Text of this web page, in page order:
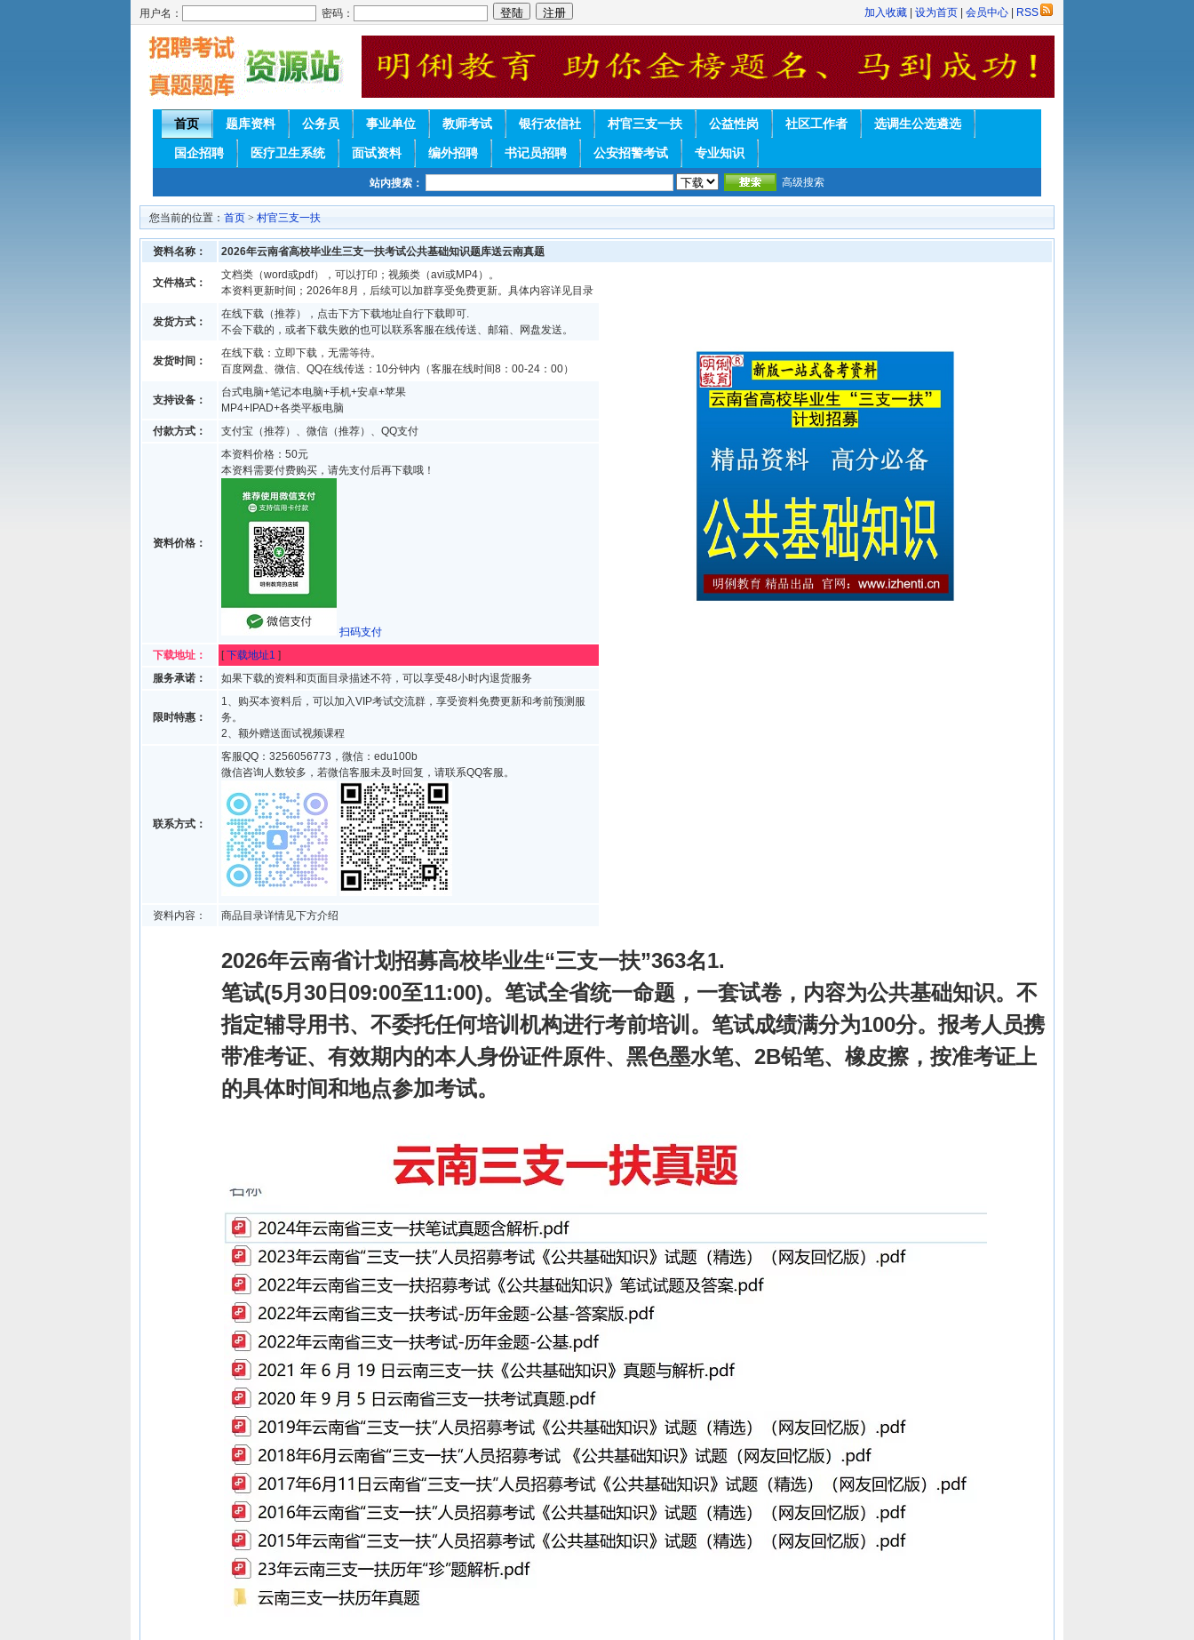
用户名： 密码： 加入收藏 设为首页 会员中心 RSS
首页 题库资料 公务员 事业单位 教师考试 银行农信社 村官三支一扶 公益性岗 社区工作者 选调生公选遴选
国企招聘 医疗卫生系统 面试资料 编外招聘 书记员招聘 公安招警考试 专业知识
站内搜索： 高级搜索
您当前的位置： 首页 > 村官三支一扶
资料名称： 2026年云南省高校毕业生三支一扶考试公共基础知识题库送云南真题
文件格式：
文档类（word或pdf），可以打印；视频类（avi或MP4）。
本资料更新时间；2026年8月，后续可以加群享受免费更新。具体内容详见目录
发货方式：
在线下载（推荐），点击下方下载地址自行下载即可.
不会下载的，或者下载失败的也可以联系客服在线传送、邮箱、网盘发送。
发货时间：
在线下载：立即下载，无需等待。
百度网盘、微信、QQ在线传送：10分钟内（客服在线时间8：00-24：00）
支持设备：
台式电脑+笔记本电脑+手机+安卓+苹果
MP4+IPAD+各类平板电脑
付款方式：
支付宝（推荐）、微信（推荐）、QQ支付
资料价格：
本资料价格：50元
本资料需要付费购买，请先支付后再下载哦！
扫码支付
下载地址：
[下载地址1 ]
服务承诺：
如果下载的资料和页面目录描述不符，可以享受48小时内退货服务
限时特惠：
1、购买本资料后，可以加入VIP考试交流群，享受资料免费更新和考前预测服
务。
2、额外赠送面试视频课程
联系方式：
客服QQ：3256056773，微信：edu100b
微信咨询人数较多，若微信客服未及时回复，请联系QQ客服。
资料内容： 商品目录详情见下方介绍
2026年云南省计划招募高校毕业生“三支一扶”363名1.
笔试(5月30日09:00至11:00)。笔试全省统一命题，一套试卷，内容为公共基础知识。不
指定辅导用书、不委托任何培训机构进行考前培训。笔试成绩满分为100分。报考人员携
带准考证、有效期内的本人身份证件原件、黑色墨水笔、2B铅笔、橡皮擦，按准考证上
的具体时间和地点参加考试。